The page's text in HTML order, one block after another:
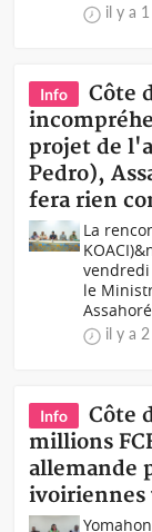
il y a
Info
Côte
projet de
Pedro),
fera rien
La
vendredi
le
il y a
Info
Côte
millions
allemande
ivoiriennes